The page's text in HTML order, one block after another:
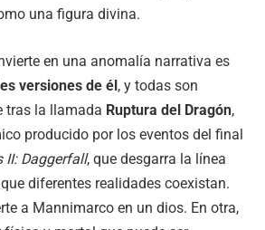
una figura divina.
en una anomalía narrativa es
versiones de él, y todas son
tras la llamada Ruptura del Dragón,
producido por los eventos del final
II: Daggerfall, que desgarra la línea
diferentes realidades coexistan.
a Mannimarco en un dios. En otra,